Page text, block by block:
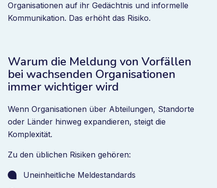
Organisationen auf ihr Gedächtnis und informelle
Kommunikation. Das erhöht das Risiko.
Warum die Meldung von Vorfällen
bei wachsenden Organisationen
immer wichtiger wird
Wenn Organisationen über Abteilungen, Standorte
oder Länder hinweg expandieren, steigt die
Komplexität.
Zu den üblichen Risiken gehören:
Uneinheitliche Meldestandards